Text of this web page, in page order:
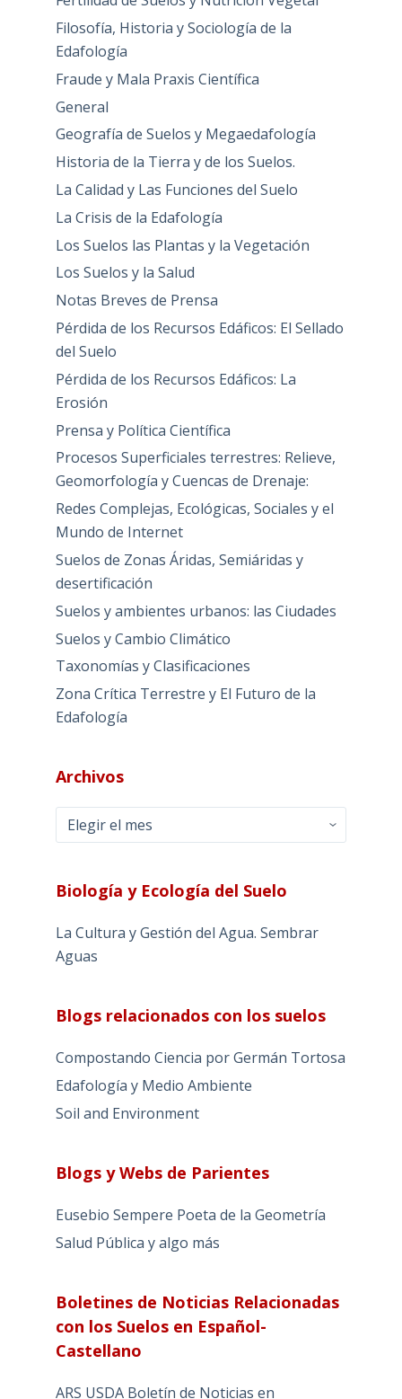
Filosofía, Historia y Sociología de la
Edafología
Fraude y Mala Praxis Científica
General
Geografía de Suelos y Megaedafología
Historia de la Tierra y de los Suelos.
La Calidad y Las Funciones del Suelo
La Crisis de la Edafología
Los Suelos las Plantas y la Vegetación
Los Suelos y la Salud
Notas Breves de Prensa
Pérdida de los Recursos Edáficos: El Sellado
del Suelo
Pérdida de los Recursos Edáficos: La
Erosión
Prensa y Política Científica
Procesos Superficiales terrestres: Relieve,
Geomorfología y Cuencas de Drenaje:
Redes Complejas, Ecológicas, Sociales y el
Mundo de Internet
Suelos de Zonas Áridas, Semiáridas y
desertificación
Suelos y ambientes urbanos: las Ciudades
Suelos y Cambio Climático
Taxonomías y Clasificaciones
Zona Crítica Terrestre y El Futuro de la
Edafología
Archivos
Archivos
Biología y Ecología del Suelo
La Cultura y Gestión del Agua. Sembrar
Aguas
Blogs relacionados con los suelos
Compostando Ciencia por Germán Tortosa
Edafología y Medio Ambiente
Soil and Environment
Blogs y Webs de Parientes
Eusebio Sempere Poeta de la Geometría
Salud Pública y algo más
Boletines de Noticias Relacionadas
con los Suelos en Español-
Castellano
ARS USDA Boletín de Noticias en